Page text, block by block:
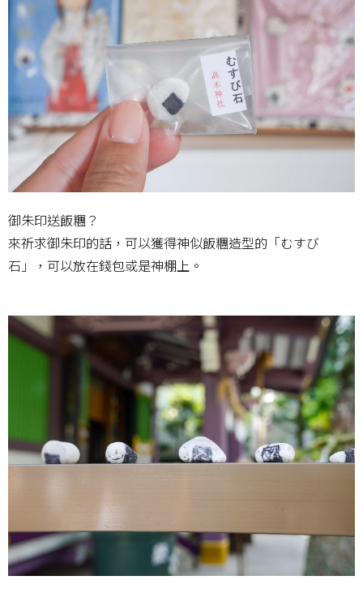
御朱印送飯糰？
來祈求御朱印的話，可以獲得神似飯糰造型的「むすび
石」，可以放在錢包或是神棚上。